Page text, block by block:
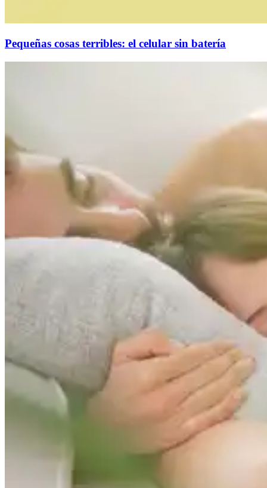
Pequeñas cosas terribles: el celular sin batería